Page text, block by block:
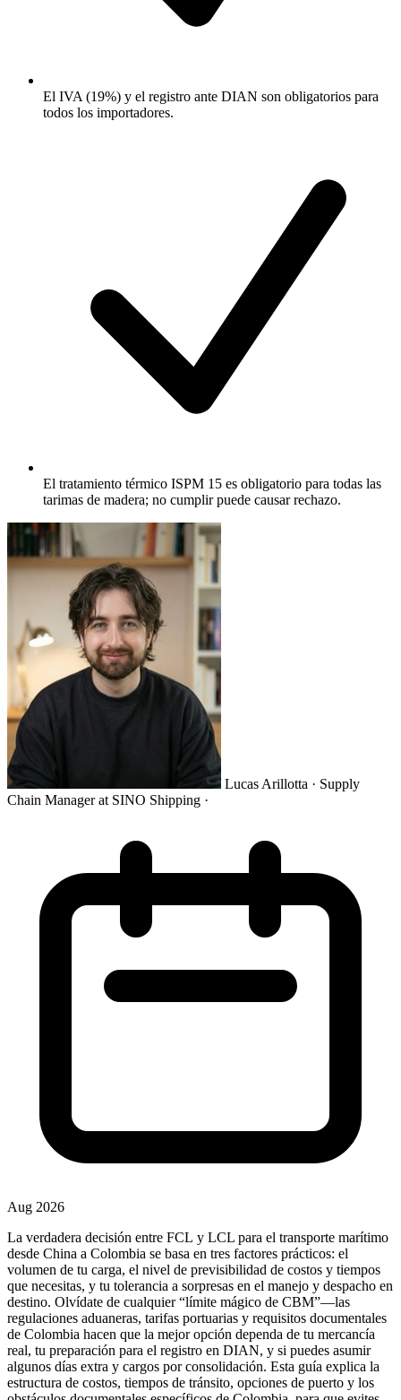
El IVA (19%) y el registro ante DIAN son obligatorios para
todos los importadores.
El tratamiento térmico ISPM 15 es obligatorio para todas las
tarimas de madera; no cumplir puede causar rechazo.
Lucas Arillotta · Supply
Chain Manager at SINO Shipping ·
Aug 2026
La verdadera decisión entre FCL y LCL para el transporte marítimo
desde China a Colombia se basa en tres factores prácticos: el
volumen de tu carga, el nivel de previsibilidad de costos y tiempos
que necesitas, y tu tolerancia a sorpresas en el manejo y despacho en
destino. Olvídate de cualquier “límite mágico de CBM”—las
regulaciones aduaneras, tarifas portuarias y requisitos documentales
de Colombia hacen que la mejor opción dependa de tu mercancía
real, tu preparación para el registro en DIAN, y si puedes asumir
algunos días extra y cargos por consolidación. Esta guía explica la
estructura de costos, tiempos de tránsito, opciones de puerto y los